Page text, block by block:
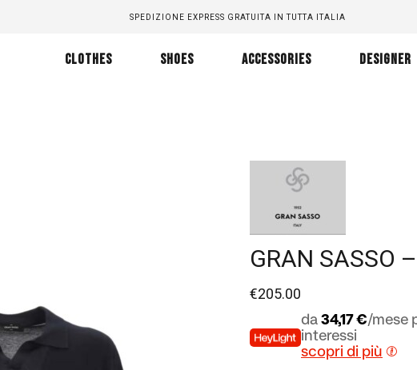
SPEDIZIONE EXPRESS GRATUITA IN TUTTA ITALIA
CLOTHES SHOES ACCESSORIES DESIGNER
GRAN SASSO
€205.00
da 34,17 €/mese
interessi
scopri di più